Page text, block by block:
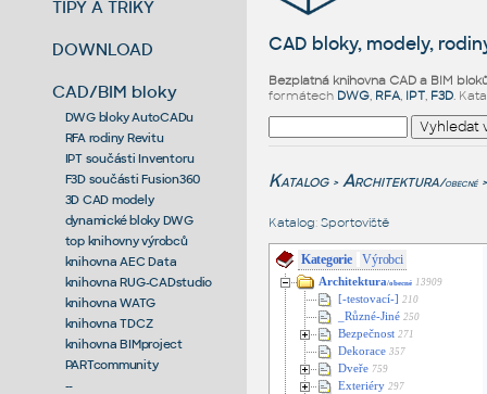
TIPY A TRIKY
DOWNLOAD
CAD/BIM bloky
DWG bloky AutoCADu
RFA rodiny Revitu
IPT součásti Inventoru
F3D součásti Fusion360
3D CAD modely
dynamické bloky DWG
top knihovny výrobců
knihovna AEC Data
knihovna RUG-CADstudio
knihovna WATG
knihovna TDCZ
knihovna BIMproject
PARTcommunity
--
CAD bloky, modely,
Bezplatná knihovna CAD a BIM
formátech DWG, RFA, IPT, F3D.
Katalog > Architektura/obecné >
Katalog: Sportoviště
Kategorie Výrobci
Architektura/obecné 13909
[-testovací-] 210
_Různé-Jiné 250
Bezpečnost 271
Dekorace 357
Dveře 759
Exteriéry 297